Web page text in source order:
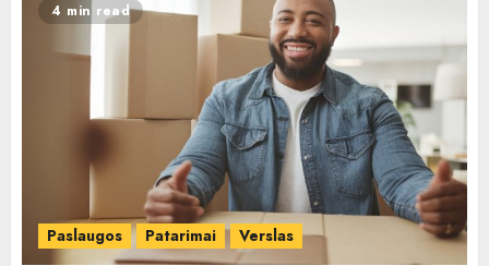
4 min read
Paslaugos Patarimai Verslas